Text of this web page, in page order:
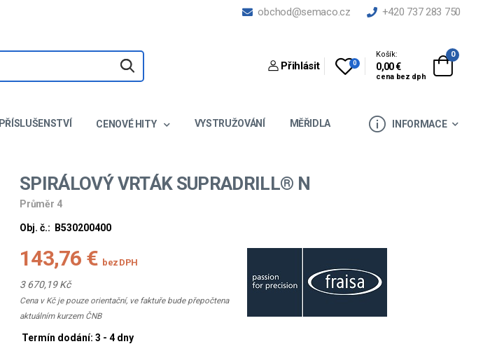
obchod@semaco.cz +420 737 283 750
Přihlásit 0
Košík:
0,00 €
cena bez dph
0
PŘÍSLUŠENSTVÍ CENOVÉ HITY VYSTRUŽOVÁNÍ MĚŘIDLA INFORMACE
SPIRÁLOVÝ VRTÁK SUPRADRILL® N
Průměr 4
Obj. č.: B530200400
143,76 € bez DPH
3 670,19 Kč
Cena v Kč je pouze orientační, ve faktuře bude přepočtena
aktuálním kurzem ČNB
Termín dodání: 3 - 4 dny